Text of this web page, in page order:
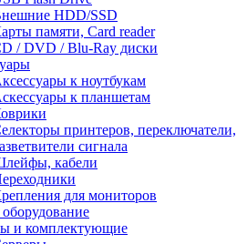
HDD/SSD
памяти, Card reader
/ DVD / Blu-Ray диски
к ноутбукам
к планшетам
принтеров, переключатели,
сигнала
кабели
для мониторов
и комплектующие